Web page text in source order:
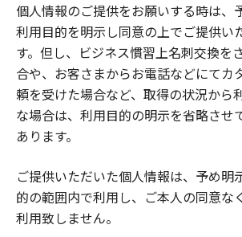
個人情報のご提供をお願いする時は、
利用目的を明示し同意の上でご提供い
す。但し、ビジネス慣習上名刺交換を
合や、お客さまからお電話などにてカ
頼を受けた場合など、取得の状況から
な場合は、利用目的の明示を省略させ
あります。
ご提供いただいた個人情報は、予め明
的の範囲内で利用し、ご本人の同意な
利用致しません。